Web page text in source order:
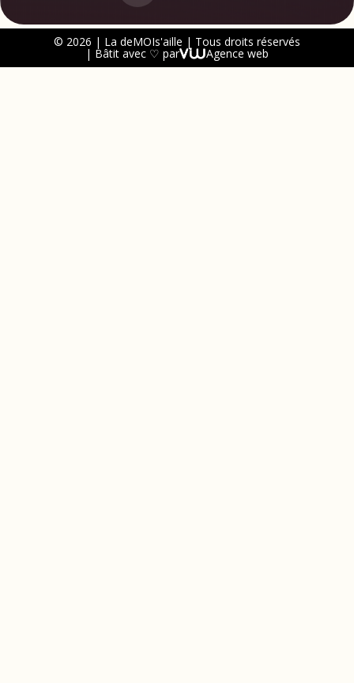
© 2026 | La deMOIs'aille | Tous droits réservés
| Bâtit avec ♡ par Agence web